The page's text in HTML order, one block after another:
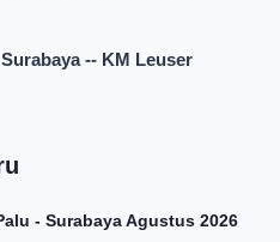
-- KM Leuser
- Surabaya Agustus 2026